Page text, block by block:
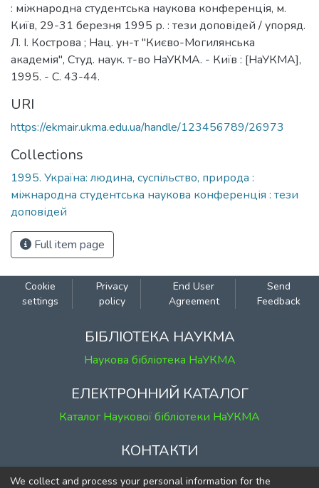
: міжнародна студентська наукова конференція, м.
Київ, 29-31 березня 1995 р. : тези доповідей / упоряд.
Л. І. Кострова ; Нац. ун-т "Києво-Могилянська
академія", Студ. наук. т-во НаУКМА. - Київ : [НаУКМА],
1995. - С. 43-44.
URI
https://ekmair.ukma.edu.ua/handle/123456789/26973
Collections
1995. Україна: людина, суспільство, природа :
міжнародна студентська наукова конференція : тези
доповідей
Full item page
Cookie
settings
Privacy
policy
End User
Agreement
Send
Feedback
БІБЛІОТЕКА НАУКМА
Наукова бібліотека НаУКМА
ЕЛЕКТРОННИЙ КАТАЛОГ
Каталог Наукової бібліотеки НаУКМА
КОНТАКТИ
м. Київ, вул. Григорія Сковороди, 2
We collect and process your personal information for the